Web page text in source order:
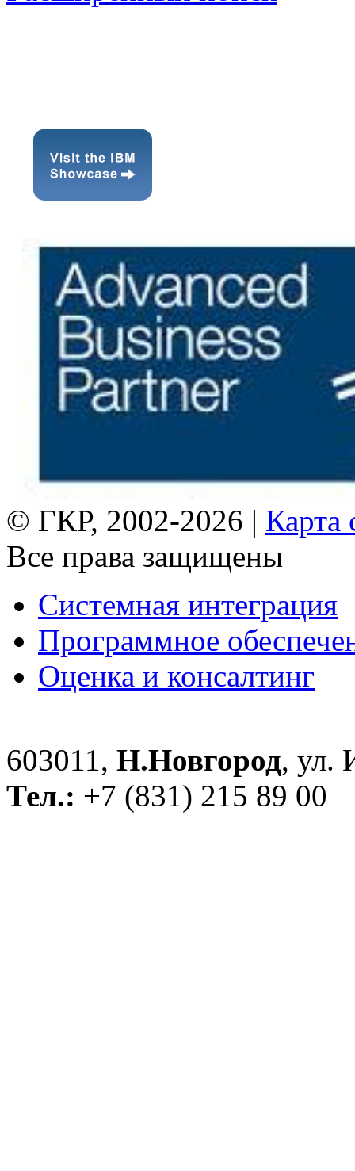
© ГКР, 2002-2026 | Карта
Все права защищены
Системная интеграция
Программное
Оценка и консалтинг
603011, Н.Новгород, ул.
Тел.: +7 (831) 215 89 00